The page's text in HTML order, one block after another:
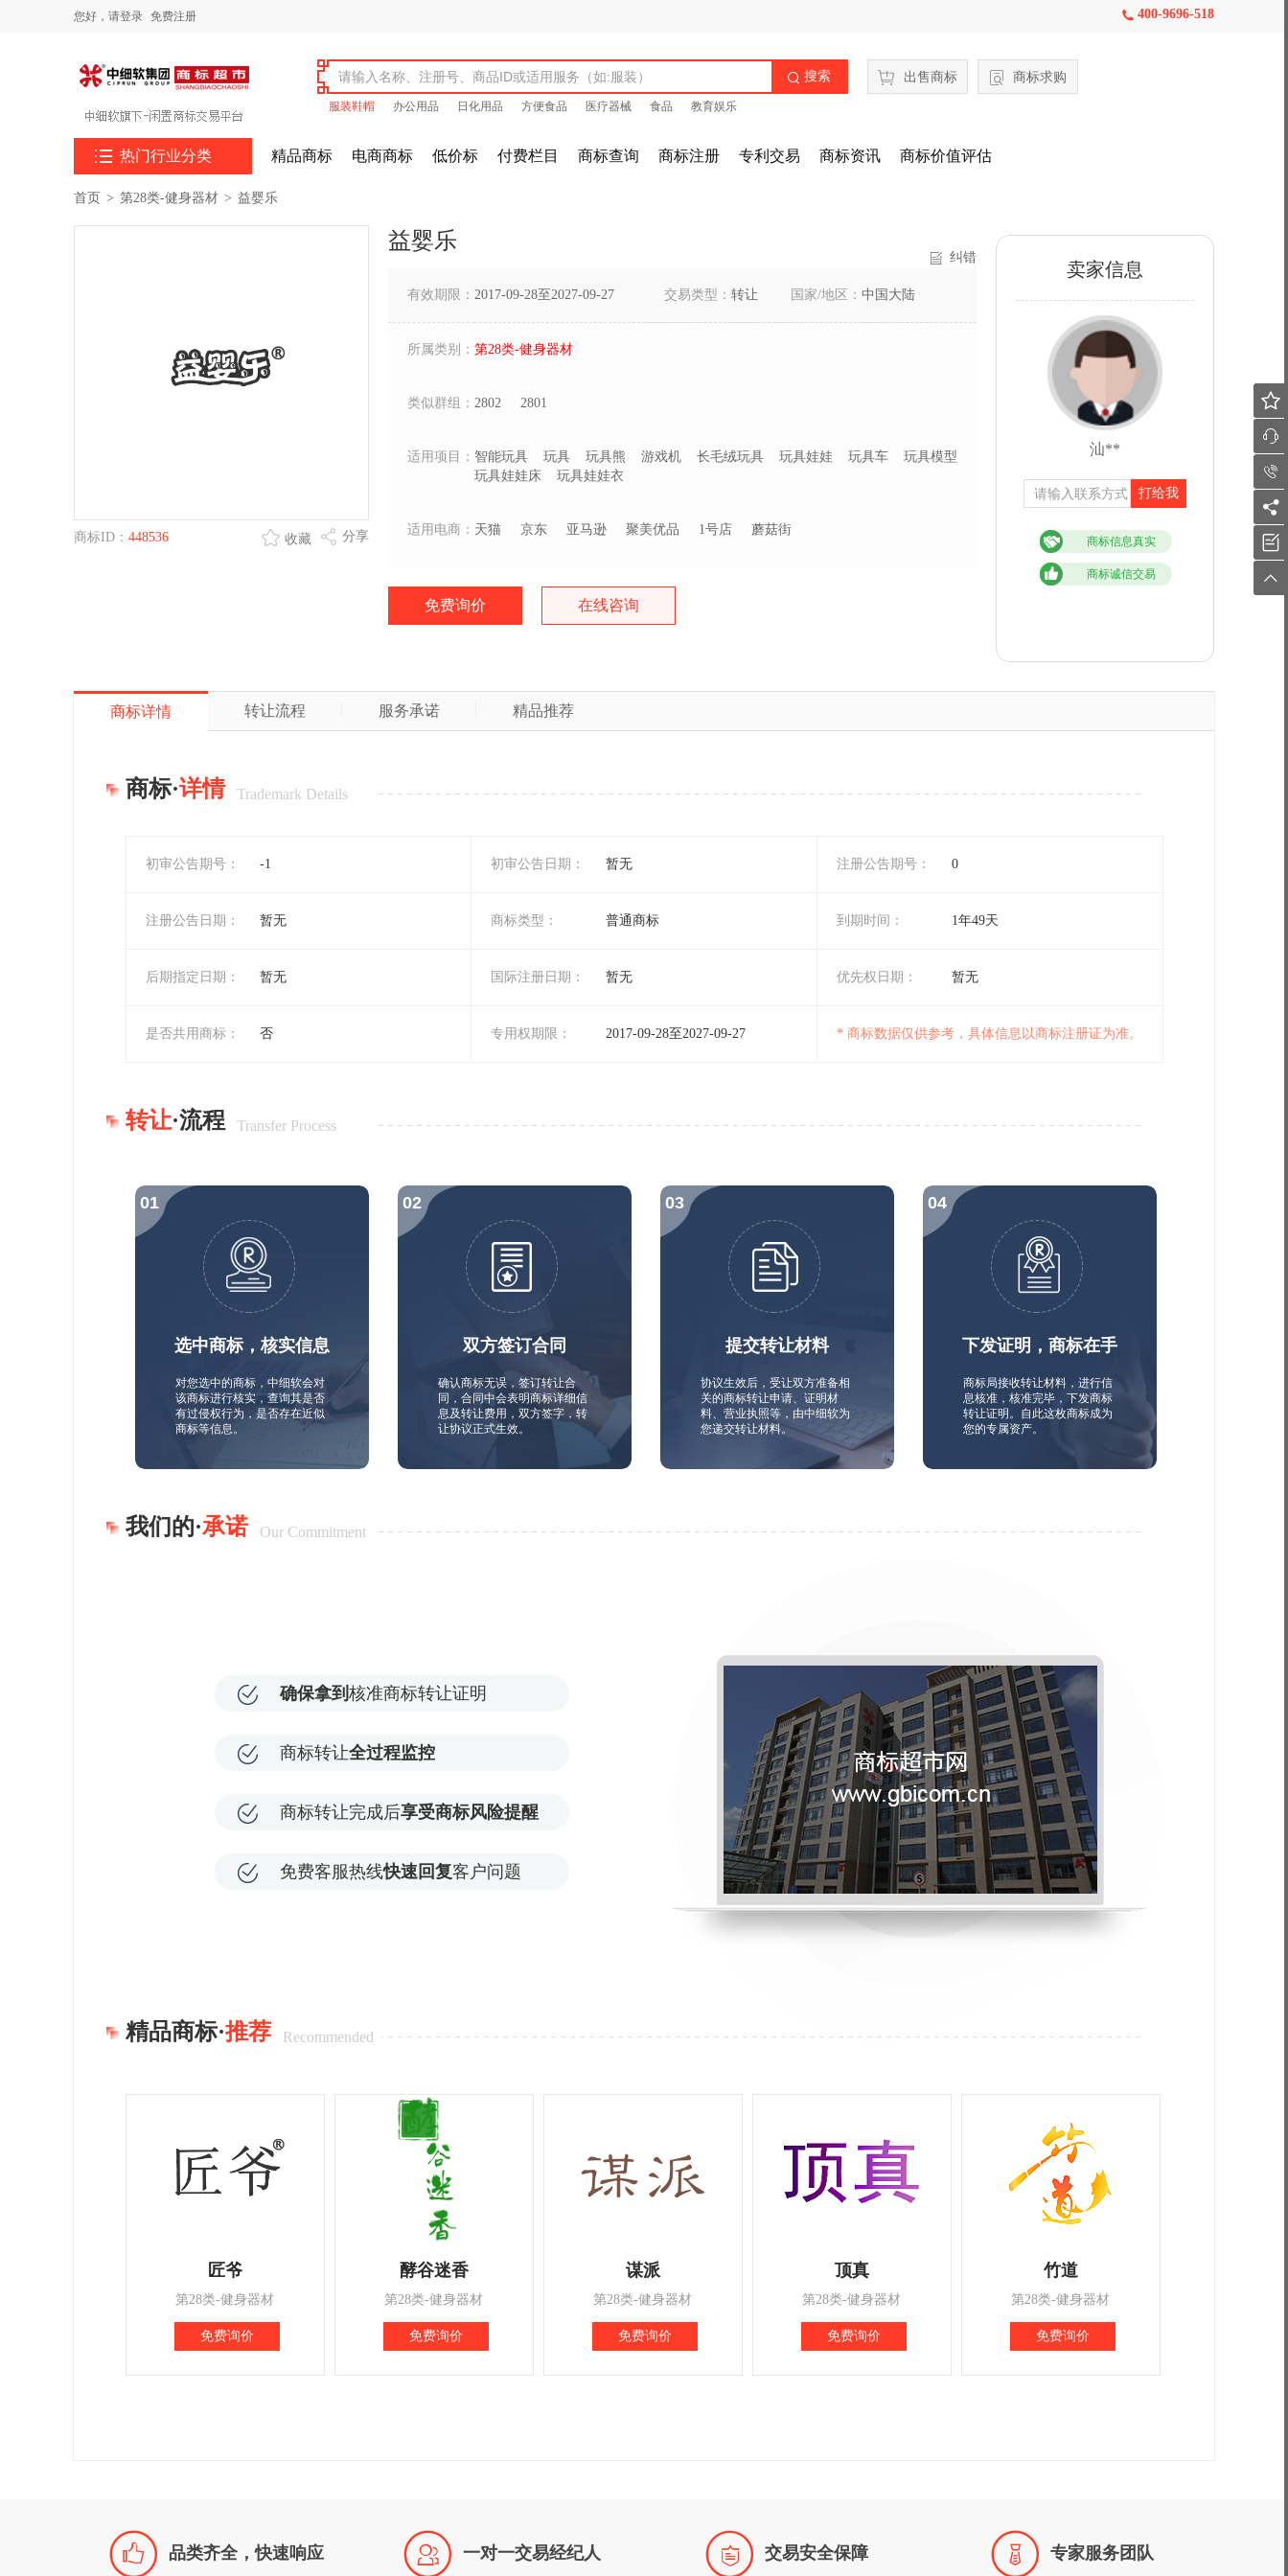
您好， 请登录 免费注册  400-9696-518
 搜索
服装鞋帽 办公用品 日化用品 方便食品 医疗器械 食品 教育娱乐
出售商标 商标求购
 热门行业分类 精品商标 电商商标 低价标 付费栏目 商标查询 商标注册 专利交易 商标资讯 商标价值评估
首页 > 第28类-健身器材 > 益婴乐
商标ID： 448536 分享
收藏
益婴乐
纠错
有效期限： 2017-09-28至2027-09-27 交易类型： 转让 国家/地区： 中国大陆
所属类别： 第28类-健身器材
类似群组： 2802 2801
适用项目： 智能玩具 玩具 玩具熊 游戏机 长毛绒玩具 玩具娃娃 玩具车
玩具模型
玩具娃娃床
玩具娃娃衣
适用电商： 天猫 京东 亚马逊 聚美优品 1号店 蘑菇街
免费询价 在线咨询
卖家信息
汕**
打给我
商标信息真实
商标诚信交易
商标详情 转让流程 服务承诺 精品推荐
商标·详情 Trademark Details
初审公告期号： -1 初审公告日期： 暂无 注册公告期号： 0
注册公告日期： 暂无 商标类型： 普通商标 到期时间： 1年49天
后期指定日期： 暂无 国际注册日期： 暂无 优先权日期： 暂无
是否共用商标： 否 专用权期限： 2017-09-28至2027-09-27 * 商标数据仅供参考，具体信息以商标注册证为准。
转让·流程 Transfer Process
选中商标，核实信息
对您选中的商标，中细软会对
该商标进行核实，查询其是否
有过侵权行为，是否存在近似
商标等信息。
双方签订合同
确认商标无误，签订转让合
同，合同中会表明商标详细信
息及转让费用，双方签字，转
让协议正式生效。
提交转让材料
协议生效后，受让双方准备相
关的商标转让申请、证明材
料、营业执照等，由中细软为
您递交转让材料。
下发证明，商标在手
商标局接收转让材料，进行信
息核准，核准完毕，下发商标
转让证明。自此这枚商标成为
您的专属资产。
我们的·承诺 Our Commitment
确保拿到 核准商标转让证明
商标转让全过程监控
商标转让完成后享受商标风险提醒
免费客服热线快速回复客户问题
精品商标·推荐 Recommended
匠爷
第28类-健身器材
免费询价
酵谷迷香
第28类-健身器材
免费询价
谋派
第28类-健身器材
免费询价
顶真
第28类-健身器材
免费询价
竹道
第28类-健身器材
免费询价
 品类齐全，快速响应  一对一交易经纪人  交易安全保障  专家服务团队





